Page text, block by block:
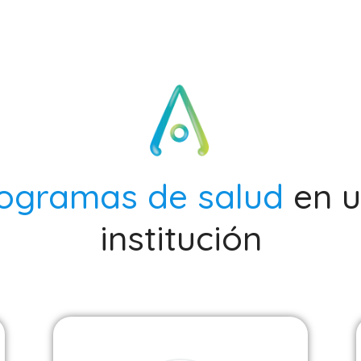
de salud en
institución